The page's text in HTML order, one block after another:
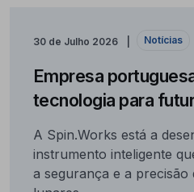
30 de Julho 2026 Notícias
Empresa
tecnologia para
A Spin.Works está a
instrumento inteligente
a segurança e a precisão